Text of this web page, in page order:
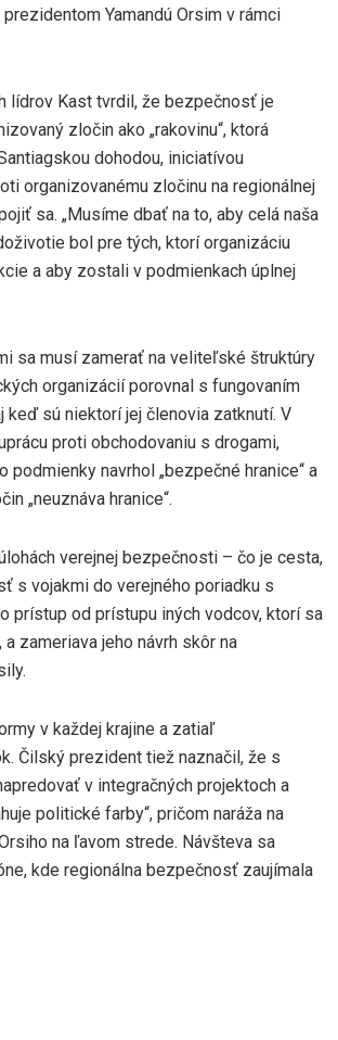
Yamandú Orsim v rámci
lídrov Kast tvrdil, že bezpečnosť je
zločin ako „rakovinu“, ktorá
dohodou, iniciatívou
organizovanému zločinu na regionálnej
sa. „Musíme dbať na to, aby celá naša
bol pre tých, ktorí organizáciu
a aby zostali v podmienkach úplnej
sa musí zamerať na veliteľské štruktúry
organizácií porovnal s fungovaním
sú niektorí jej členovia zatknutí. V
proti obchodovaniu s drogami,
navrhol „bezpečné hranice“ a
„neuznáva hranice“.
verejnej bezpečnosti – čo je cesta,
s vojakmi do verejného poriadku s
prístup od prístupu iných vodcov, ktorí sa
zameriava jeho návrh skôr na
v každej krajine a zatiaľ
Čilský prezident tiež naznačil, že s
v integračných projektoch a
politické farby“, pričom naráža na
na ľavom strede. Návšteva sa
kde regionálna bezpečnosť zaujímala